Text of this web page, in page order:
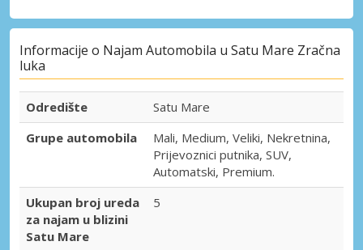
Informacije o Najam Automobila u Satu Mare Zračna
luka
Odredište
Satu Mare
Grupe automobila
Mali, Medium, Veliki, Nekretnina,
Prijevoznici putnika, SUV,
Automatski, Premium.
Ukupan broj ureda
za najam u blizini
Satu Mare
5